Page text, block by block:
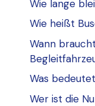
Wie lange
Wie heißt
Wann
Was
Wer ist die